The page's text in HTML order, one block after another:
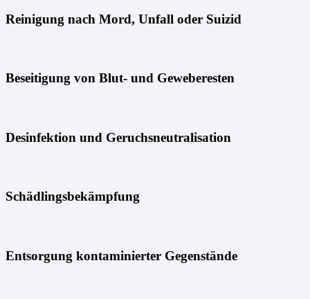
Reinigung nach Mord, Unfall oder Suizid
Beseitigung von Blut- und Geweberesten
Desinfektion und Geruchsneutralisation
Schädlingsbekämpfung
Entsorgung kontaminierter Gegenstände